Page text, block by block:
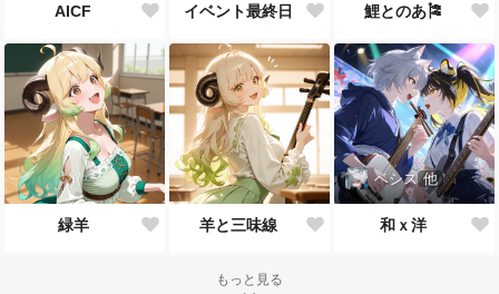
AICF イベント最終日 鯉とのあ🎏
緑羊 羊と三味線
ベシス 他
和ｘ洋
もっと見る